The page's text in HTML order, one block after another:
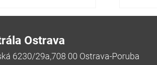
Ostrava
6230/29a,708 00 Ostrava-Poruba